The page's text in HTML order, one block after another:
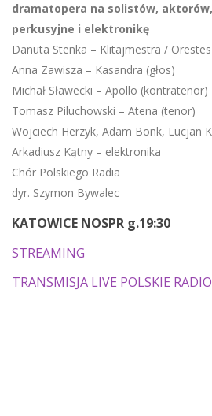
dramatopera na solistów,
perkusyjne i elektronikę
Danuta Stenka – Klitajmestra / Orestes
Anna Zawisza – Kasandra (głos)
Michał Sławecki – Apollo (kontratenor)
Tomasz Piluchowski – Atena (tenor)
Wojciech Herzyk, Adam Bonk, Lucjan
Arkadiusz Kątny – elektronika
Chór Polskiego Radia
dyr. Szymon Bywalec
KATOWICE NOSPR g.19:30
STREAMING
TRANSMISJA LIVE POLSKIE